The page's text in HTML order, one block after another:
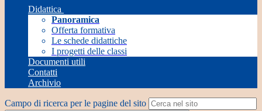
Didattica
Panoramica
Offerta formativa
Le schede didattiche
I progetti delle classi
Documenti utili
Contatti
Archivio
Campo di ricerca per le pagine del sito